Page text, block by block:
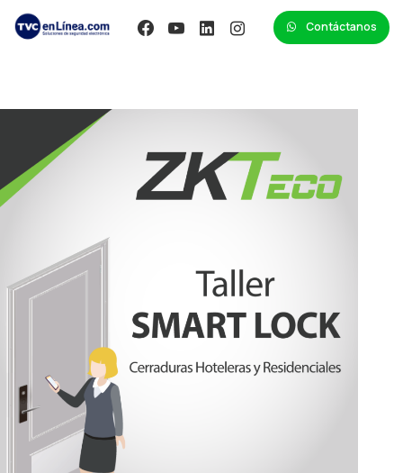
Contáctanos